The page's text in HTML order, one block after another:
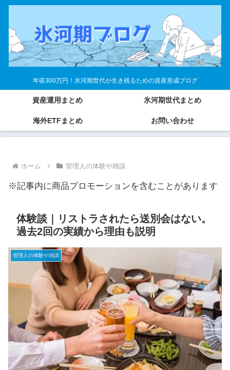
年収300万円！氷河期世代が生き残るための資産形成ブログ
資産運用まとめ 氷河期世代まとめ
海外ETFまとめ お問い合わせ
ホーム 管理人の体験や雑談
※記事内に商品プロモーションを含むことがあります
体験談｜リストラされたら送別会はない。
過去2回の実績から理由も説明
管理人の体験や雑談